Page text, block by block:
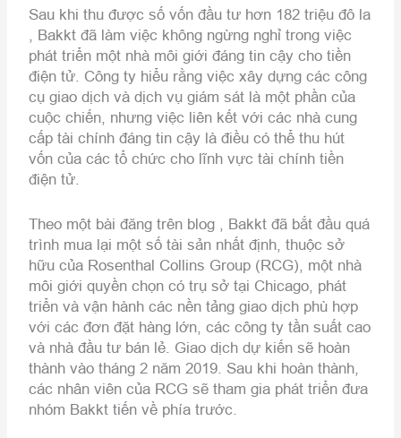
Sau khi thu được số vốn đầu tư hơn 182 triệu đô la
, Bakkt đã làm việc không ngừng nghỉ trong việc
phát triển một nhà môi giới đáng tin cậy cho tiền
điện tử. Công ty hiểu rằng việc xây dựng các công
cụ giao dịch và dịch vụ giám sát là một phần của
cuộc chiến, nhưng việc liên kết với các nhà cung
cấp tài chính đáng tin cậy là điều có thể thu hút
vốn của các tổ chức cho lĩnh vực tài chính tiền
điện tử.
Theo một bài đăng trên blog , Bakkt đã bắt đầu quá
trình mua lại một số tài sản nhất định, thuộc sở
hữu của Rosenthal Collins Group (RCG), một nhà
môi giới quyền chọn có trụ sở tại Chicago, phát
triển và vận hành các nền tảng giao dịch phù hợp
với các đơn đặt hàng lớn, các công ty tần suất cao
và nhà đầu tư bán lẻ. Giao dịch dự kiến ​​sẽ hoàn
thành vào tháng 2 năm 2019. Sau khi hoàn thành,
các nhân viên của RCG sẽ tham gia phát triển đưa
nhóm Bakkt tiến về phía trước.